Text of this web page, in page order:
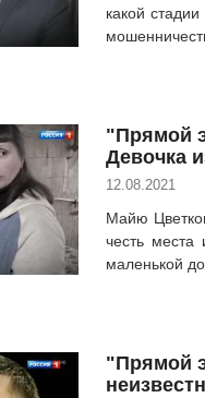
какой
"Прямой
Девочка
12.08.2021
Майю
честь места
маленькой
"Прямой